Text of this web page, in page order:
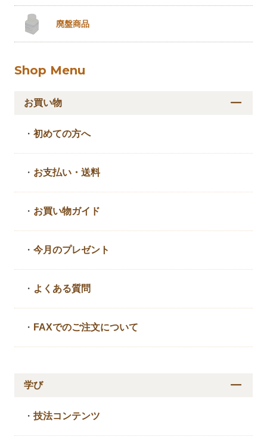
廃盤商品
Shop Menu
お買い物
・初めての方へ
・ お支払い・送料
・ お買い物ガイド
・今月のプレゼント
・ よくある質問
・ FAXでのご注文について
学び
・技法コンテンツ